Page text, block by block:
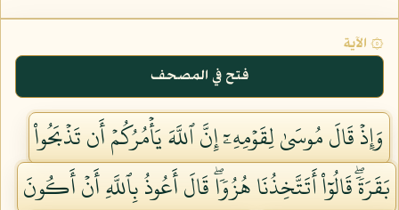
۞ الآية
فتح في المصحف
وَإِذۡ قَالَ مُوسَىٰ لِقَوۡمِهِۦٓ إِنَّ ٱللَّهَ يَأۡمُرُكُمۡ أَن تَذۡبَحُواْ
بَقَرَةٗۖ قَالُوٓاْ أَتَتَّخِذُنَا هُزُوٗاۖ قَالَ أَعُوذُ بِٱللَّهِ أَنۡ أَكُونَ